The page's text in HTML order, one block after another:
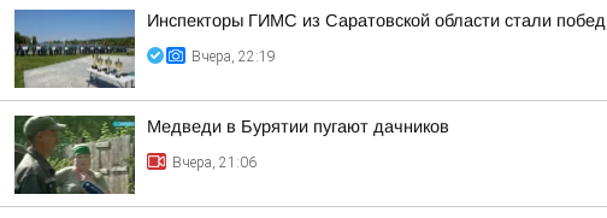
Инспекторы ГИМС из Саратовской области стали
Вчера, 22:19
Медведи в Бурятии пугают дачников
Вчера, 21:06